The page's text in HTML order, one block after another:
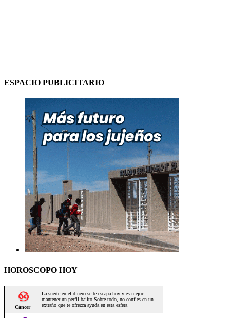
ESPACIO PUBLICITARIO
HOROSCOPO HOY